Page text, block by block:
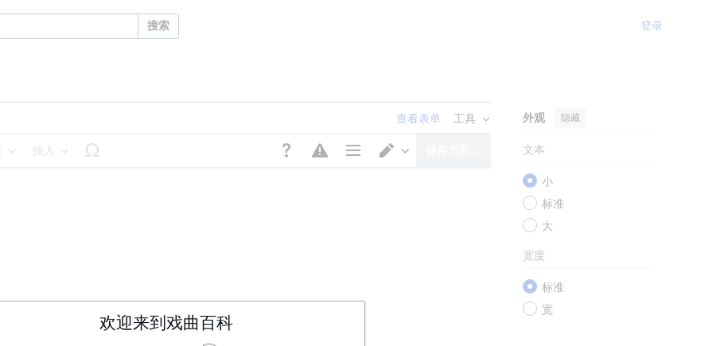
搜索 登录
查看表单 工具 外观 隐藏
文本
小
标准
大
宽度
标准
宽
插入
欢迎来到戏曲百科